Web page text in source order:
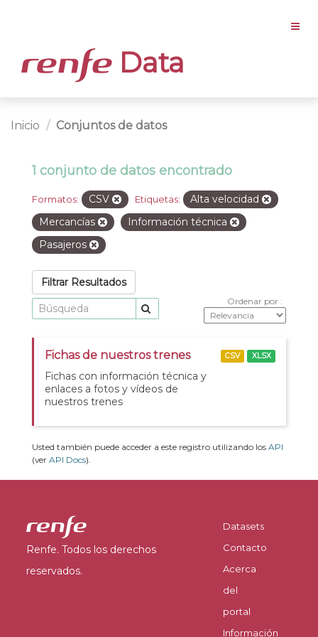
Data
Inicio Conjuntos de datos
1 conjunto de datos encontrado
Formatos: CSV Etiquetas:
Alta velocidad
Mercancías
Información técnica
Pasajeros
Filtrar Resultados
Ordenar por
Fichas de nuestros trenes
Fichas con información técnica y
enlaces a fotos y vídeos de
nuestros trenes
CSV XLSX
Usted también puede acceder a este registro utilizando los API
(ver API Docs).
Renfe. Todos los derechos
reservados.
Datasets
Contacto
Acerca
del
portal
Información